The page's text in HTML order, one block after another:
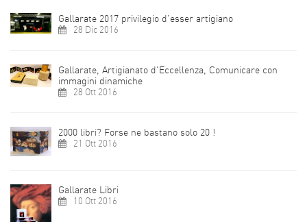
Gallarate 2017 privilegio d'esser artigiano
28 Dic 2016
Gallarate, Artigianato d'Eccellenza, Comunicare con
immagini dinamiche
28 Ott 2016
2000 libri? Forse ne bastano solo 20 !
21 Ott 2016
Gallarate Libri
10 Ott 2016